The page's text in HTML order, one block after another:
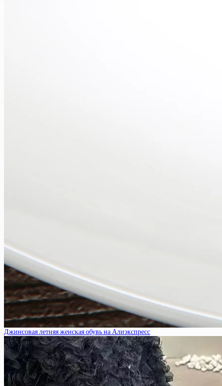
Джинсовая летняя женская обувь на Алиэкспресс